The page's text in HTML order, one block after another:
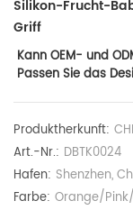
Silikon-Frucht-
Griff
Kann OEM- und
Passen Sie das
Produktherkunft:
Art.-Nr.: DBTK0024
Hafen: Shenzhen,
Farbe: Orange/